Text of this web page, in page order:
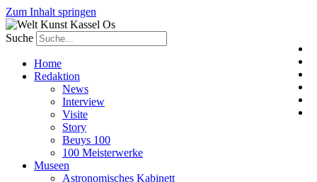
Zum Inhalt springen
Suche
Home
Redaktion
News
Interview
Visite
Story
Beuys 100
100 Meisterwerke
Museen
Astronomisches Kabinett